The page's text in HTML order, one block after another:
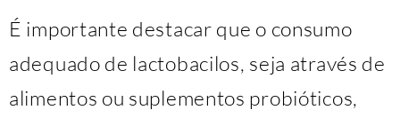
É importante destacar que o consumo
adequado de lactobacilos, seja através de
alimentos ou suplementos probióticos,